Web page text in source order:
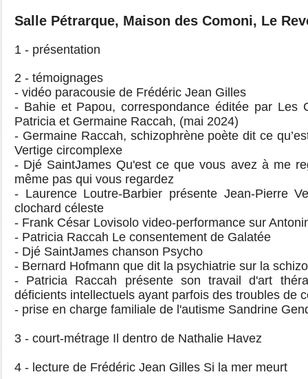
Salle Pétrarque, Maison des Comoni, Le
1 - présentation
2 - témoignages
- vidéo paracousie de Frédéric Jean Gilles
- Bahie et Papou, correspondance éditée par Les
Patricia et Germaine Raccah, (mai 2024)
- Germaine Raccah, schizophrène poète dit ce
Vertige circomplexe
- Djé SaintJames Qu'est ce que vous avez à me
même pas qui vous regardez
- Laurence Loutre-Barbier présente Jean-Pierre
clochard céleste
- Frank César Lovisolo video-performance sur
- Patricia Raccah Le consentement de Galatée
- Djé SaintJames chanson Psycho
- Bernard Hofmann que dit la psychiatrie sur la
- Patricia Raccah présente son travail d'art
déficients intellectuels ayant parfois des troubles de
- prise en charge familiale de l'autisme Sandrine
3 - court-métrage Il dentro de Nathalie Havez
4 - lecture de Frédéric Jean Gilles Si la mer meurt